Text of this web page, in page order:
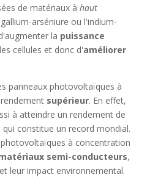
de matériaux à haut
arséniure ou l'indium-
la puissance
cellules et donc d'améliorer
panneaux photovoltaïques à
supérieur. En effet,
à atteindre un rendement de
constitue un record mondial.
à concentration
semi-conducteurs,
leur impact environnemental.